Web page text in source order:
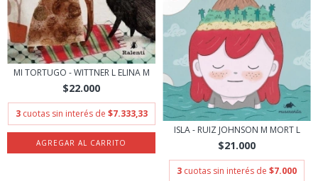
MI TORTUGO - WITTNER L ELINA M
$22.000
3 cuotas sin interés de $7.333,33
ISLA - RUIZ JOHNSON M MORT L
$21.000
3 cuotas sin interés de $7.000